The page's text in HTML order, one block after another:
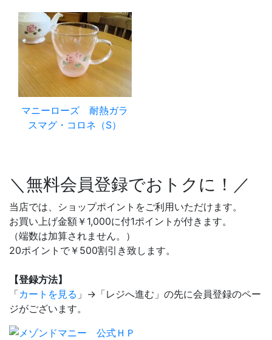
マニーローズ 耐熱ガラ
スマグ・コロネ（S）
＼無料会員登録でおトクに！／
当店では、ショップポイントをご利用いただけます。
お買い上げ金額￥1,000に付1ポイントが付きます。
（端数は加算されません。）
20ポイントで￥500割引き致します。
【登録方法】
「カートを見る 」→「レジへ進む」の先に会員登録のペー
ジがございます。